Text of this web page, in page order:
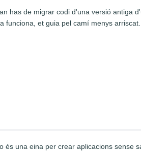
has de migrar codi d'una versió antiga
et guia pel camí menys
és una eina per crear aplicacions sense